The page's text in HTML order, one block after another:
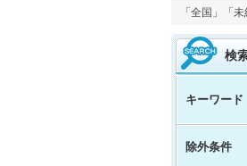
「全国」「
検
キーワード
除外条件